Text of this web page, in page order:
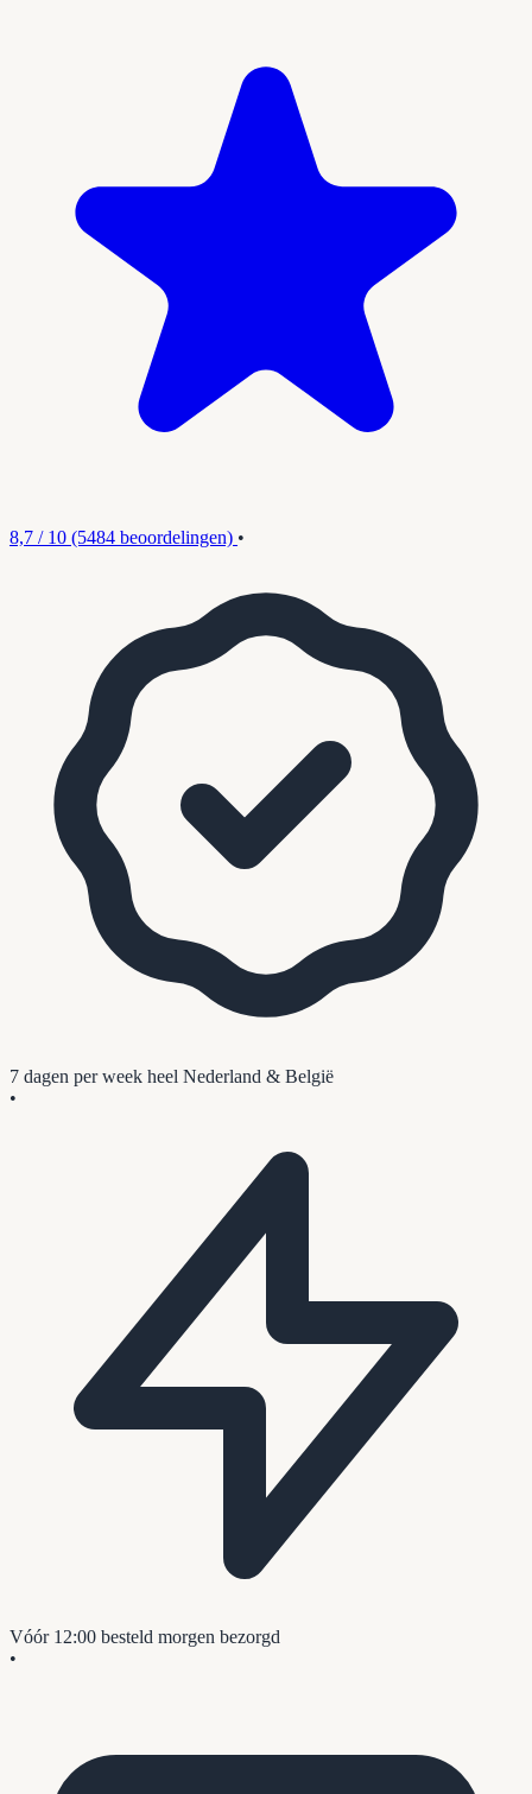
8,7 / 10 (5484 beoordelingen) •
7 dagen per week heel Nederland & België
•
Vóór 12:00 besteld morgen bezorgd
•